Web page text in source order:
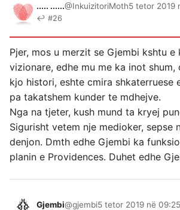
..... ......@InkuizitoriMoth5 tetor 2019
↩ #26
Pjer, mos u merzit se Gjembi kshtu e
vizionare, edhe mu me ka inot shum,
kjo histori, eshte cmira shkaterruese
pa takatshem kunder te mdhejve.
Nga na tjeter, kush mund ta kryej
Sigurisht vetem nje medioker, sepse
denjon. Dmth edhe Gjembi ka
planin e Providences. Duhet edhe
Gjembi@gjembi5 tetor 2019 në